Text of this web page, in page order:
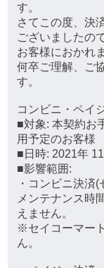
す。
さてこの度、決
ございましたの
お客様におかれ
何卒ご理解、ご
す。
コンビニ・ペイ
■対象: 本契約お
用予定のお客様
■日時: 2021年
■影響範囲:
・コンビニ決済
メンテナンス時
えません。
※セイコーマー
ん。